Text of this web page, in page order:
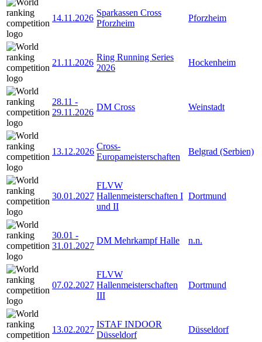
14.11.2026
Sparkassen Cross
Pforzheim
Pforzheim
21.11.2026
Ring Running Series
2026
Hockenheim
28.11 -
29.11.2026
DM Cross Weinstadt
13.12.2026
Cross-
Europameisterschaften
Belgrad (Serbien)
30.01.2027
FLVW
Hallenmeisterschaften I
und II
Dortmund
30.01 -
31.01.2027
DM Mehrkampf Halle n.n.
07.02.2027
FLVW
Hallenmeisterschaften
III
Dortmund
13.02.2027
ISTAF INDOOR
Düsseldorf
Düsseldorf